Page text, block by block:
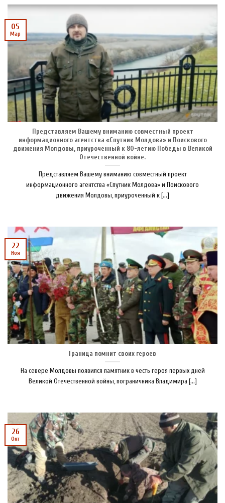
Представляем Вашему вниманию совместный проект
информационного агентства «Спутник Молдова» и Поискового
движения Молдовы, приуроченный к 80-летию Победы в Великой
Отечественной войне.
Представляем Вашему вниманию совместный проект
информационного агентства «Спутник Молдова» и Поискового
движения Молдовы, приуроченный к [...]
05
Мар
Граница помнит своих героев
На севере Молдовы появился памятник в честь героя первых дней
Великой Отечественной войны, пограничника Владимира [...]
22
Ноя
26
Окт